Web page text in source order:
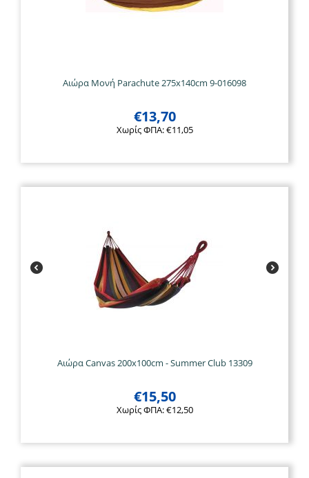
Αιώρα Μονή Parachute 275x140cm 9-016098
€13,70
Χωρίς ΦΠΑ:€11,05
Αιώρα Canvas 200x100cm - Summer Club 13309
€15,50
Χωρίς ΦΠΑ:€12,50